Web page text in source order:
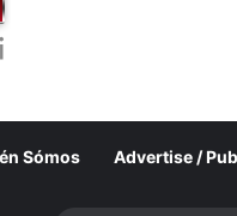
Sómos Advertise /